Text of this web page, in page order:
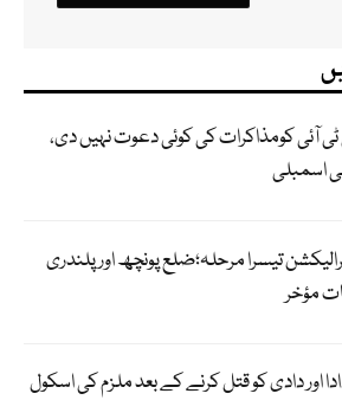
آئی کومذاکرات کی کوئی دعوت نہیں دی،
اسمبلی
تیسرا مرحلہ؛ضلع پونچھ اور پلندری
مؤخر
اور دادی کو قتل کرنے کے بعد ملزم کی اسکول